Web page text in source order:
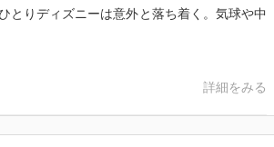
とりディズニーは意外と落ち着く。気球や中
詳細をみる